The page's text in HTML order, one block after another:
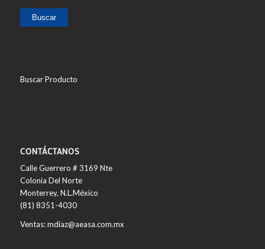
Buscar
Buscar Producto
CONTÁCTANOS
Calle Guerrero # 3169 Nte
Colonia Del Norte
Monterrey, N.L.México
(81) 8351-4030
Ventas: mdiaz@aeasa.com.mx